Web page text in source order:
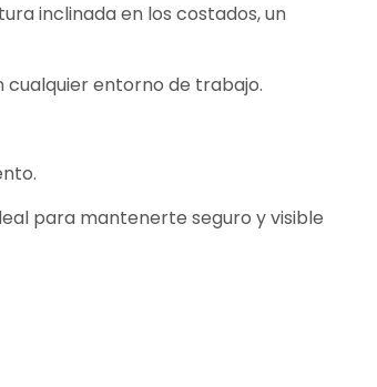
inclinada en los costados, un
entorno de trabajo.
para mantenerte seguro y visible